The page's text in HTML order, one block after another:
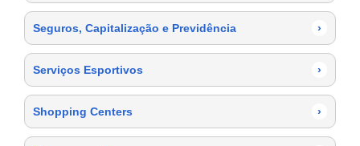
Seguros, Capitalização e Previdência ›
Serviços Esportivos ›
Shopping Centers ›